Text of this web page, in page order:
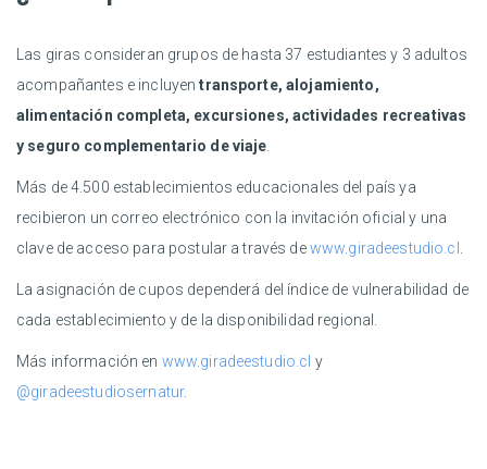
Las giras consideran grupos de hasta 37 estudiantes y 3 adultos
acompañantes e incluyentransporte, alojamiento,
alimentación completa, excursiones, actividades recreativas
y seguro complementario de viaje
Más de 4.500 establecimientos educacionales del país ya
recibieron un correo electrónico con la invitación oficial y una
clave de acceso para postular a través dewww.giradeestudio.cl
La asignación de cupos dependerá del índice de vulnerabilidad de
cada establecimiento y de la disponibilidad regional.
Más información en www.giradeestudio.cl y
@giradeestudiosernatur.